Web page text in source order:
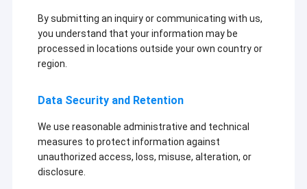
নতুন এনার্জি ফিল্টার কার্টিজ
By submitting an inquiry or communicating with us,
you understand that your information may be
processed in locations outside your own country or
region.
Data Security and Retention
We use reasonable administrative and technical
measures to protect information against
unauthorized access, loss, misuse, alteration, or
disclosure.